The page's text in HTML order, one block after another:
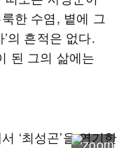
한 수염, 볕에 그
의 흔적은 없다.
된 그의 삶에는